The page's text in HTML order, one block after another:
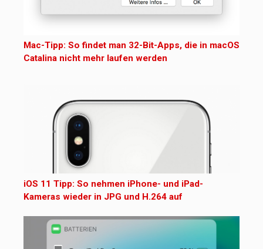
Mac-Tipp: So findet man 32-Bit-Apps, die in macOS
Catalina nicht mehr laufen werden
iOS 11 Tipp: So nehmen iPhone- und iPad-
Kameras wieder in JPG und H.264 auf